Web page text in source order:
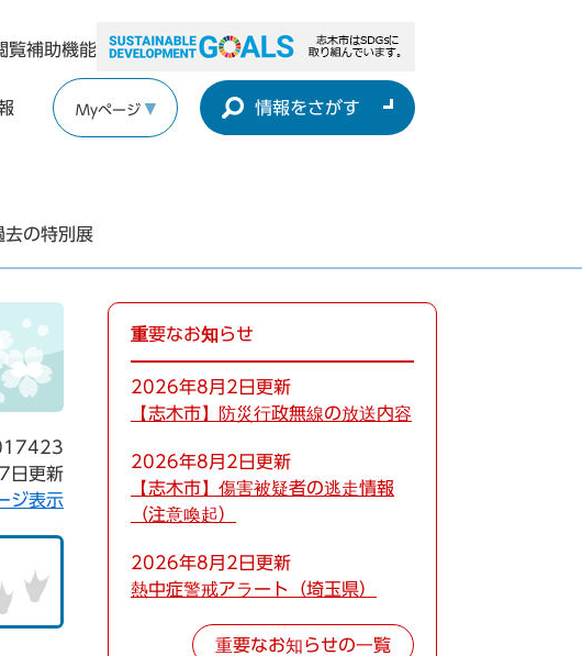
覧補助機能
Myページ 情報をさがす
去の特別展
日更新
ジ表示
重要なお知らせ
2026年8月2日更新
【志木市】防災行政無線の放送内容
2026年8月2日更新
【志木市】傷害被疑者の逃走情報
（注意喚起）
2026年8月2日更新
熱中症警戒アラート（埼玉県）
重要なお知らせの一覧